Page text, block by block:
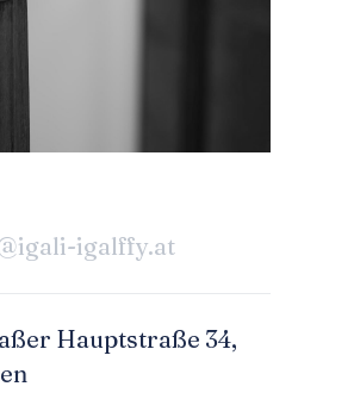
igalffy.at
Hauptstraße 34,